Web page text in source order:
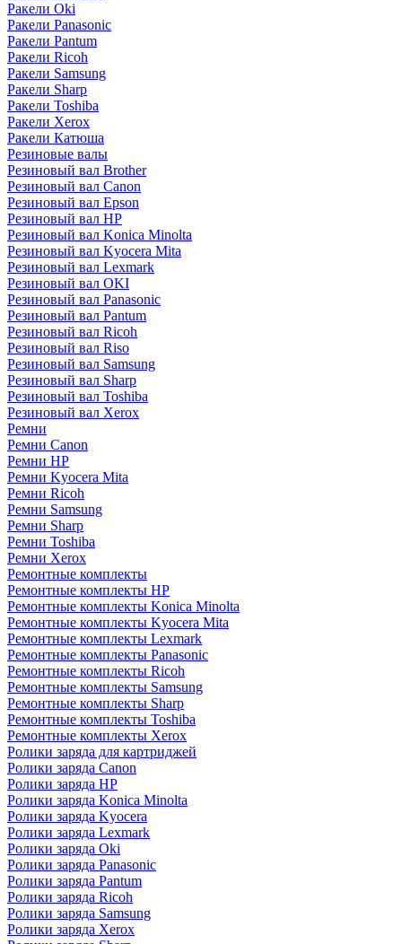
Ракели Oki
Ракели Panasonic
Ракели Pantum
Ракели Ricoh
Ракели Samsung
Ракели Sharp
Ракели Toshiba
Ракели Xerox
Ракели Катюша
Резиновые валы
Резиновый вал Brother
Резиновый вал Canon
Резиновый вал Epson
Резиновый вал HP
Резиновый вал Konica Minolta
Резиновый вал Kyocera Mita
Резиновый вал Lexmark
Резиновый вал OKI
Резиновый вал Panasonic
Резиновый вал Pantum
Резиновый вал Ricoh
Резиновый вал Riso
Резиновый вал Samsung
Резиновый вал Sharp
Резиновый вал Toshiba
Резиновый вал Xerox
Ремни
Ремни Canon
Ремни HP
Ремни Kyocera Mita
Ремни Ricoh
Ремни Samsung
Ремни Sharp
Ремни Toshiba
Ремни Xerox
Ремонтные комплекты
Ремонтные комплекты HP
Ремонтные комплекты Konica Minolta
Ремонтные комплекты Kyocera Mita
Ремонтные комплекты Lexmark
Ремонтные комплекты Panasonic
Ремонтные комплекты Ricoh
Ремонтные комплекты Samsung
Ремонтные комплекты Sharp
Ремонтные комплекты Toshiba
Ремонтные комплекты Xerox
Ролики заряда для картриджей
Ролики заряда Canon
Ролики заряда HP
Ролики заряда Konica Minolta
Ролики заряда Kyocera
Ролики заряда Lexmark
Ролики заряда Oki
Ролики заряда Panasonic
Ролики заряда Pantum
Ролики заряда Ricoh
Ролики заряда Samsung
Ролики заряда Xerox